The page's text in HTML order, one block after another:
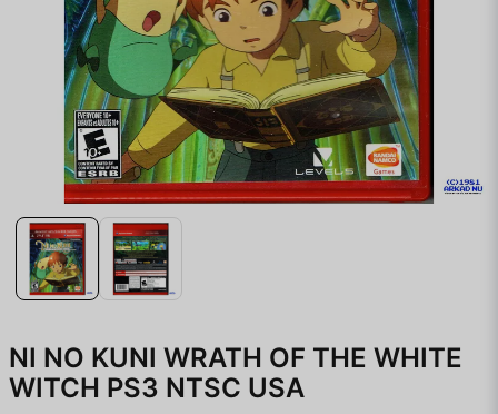
NI NO KUNI WRATH OF THE WHITE
WITCH PS3 NTSC USA